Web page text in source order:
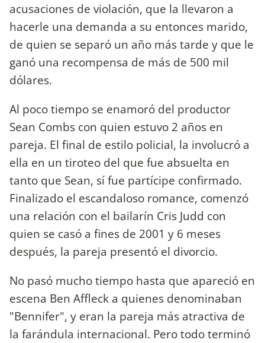
acusaciones de violación, que la llevaron a
hacerle una demanda a su entonces marido,
de quien se separó un año más tarde y que le
ganó una recompensa de más de 500 mil
dólares.
Al poco tiempo se enamoró del productor
Sean Combs con quien estuvo 2 años en
pareja. El final de estilo policial, la involucró a
ella en un tiroteo del que fue absuelta en
tanto que Sean, sí fue partícipe confirmado.
Finalizado el escandaloso romance, comenzó
una relación con el bailarín Cris Judd con
quien se casó a fines de 2001 y 6 meses
después, la pareja presentó el divorcio.
No pasó mucho tiempo hasta que apareció en
escena Ben Affleck a quienes denominaban
"Bennifer", y eran la pareja más atractiva de
la farándula internacional. Pero todo terminó